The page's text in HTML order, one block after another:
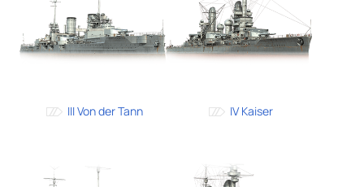
III Von der Tann IV Kaiser